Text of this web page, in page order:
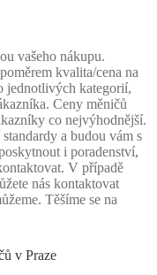
vašeho nákupu.
kvalita/cena na
jednotlivých kategorií,
Ceny měničů
co nejvýhodnější.
a budou vám s
i poradenství,
V případě
nás kontaktovat
Těšíme se na
v Praze